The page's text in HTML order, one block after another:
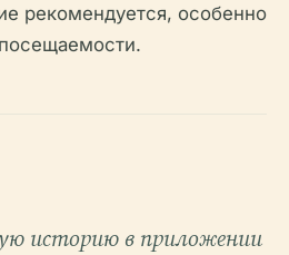
рекомендуется, особенно
историю в приложении